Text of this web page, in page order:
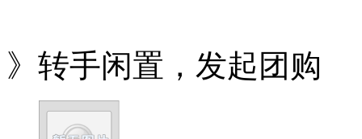
》转手闲置，发起团购